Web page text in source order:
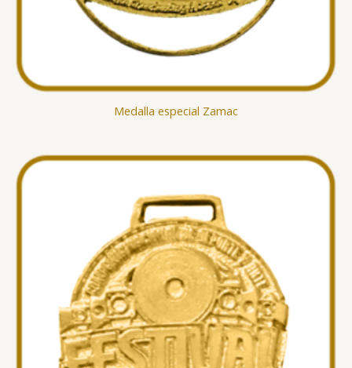
Medalla especial Zamac